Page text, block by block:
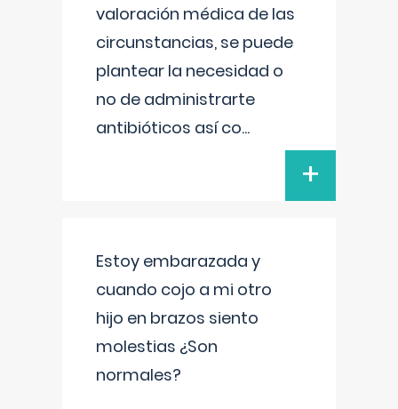
valoración médica de las
circunstancias, se puede
plantear la necesidad o
no de administrarte
antibióticos así co...
+
Estoy embarazada y
cuando cojo a mi otro
hijo en brazos siento
molestias ¿Son
normales?